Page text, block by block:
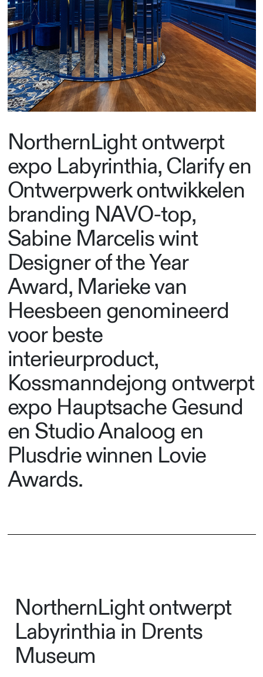
NorthernLight ontwerpt
expo Labyrinthia, Clarify en
Ontwerpwerk ontwikkelen
branding NAVO-top,
Sabine Marcelis wint
Designer of the Year
Award, Marieke van
Heesbeen genomineerd
voor beste
interieurproduct,
Kossmanndejong ontwerpt
expo Hauptsache Gesund
en Studio Analoog en
Plusdrie winnen Lovie
Awards.
NorthernLight ontwerpt
Labyrinthia in Drents
Museum